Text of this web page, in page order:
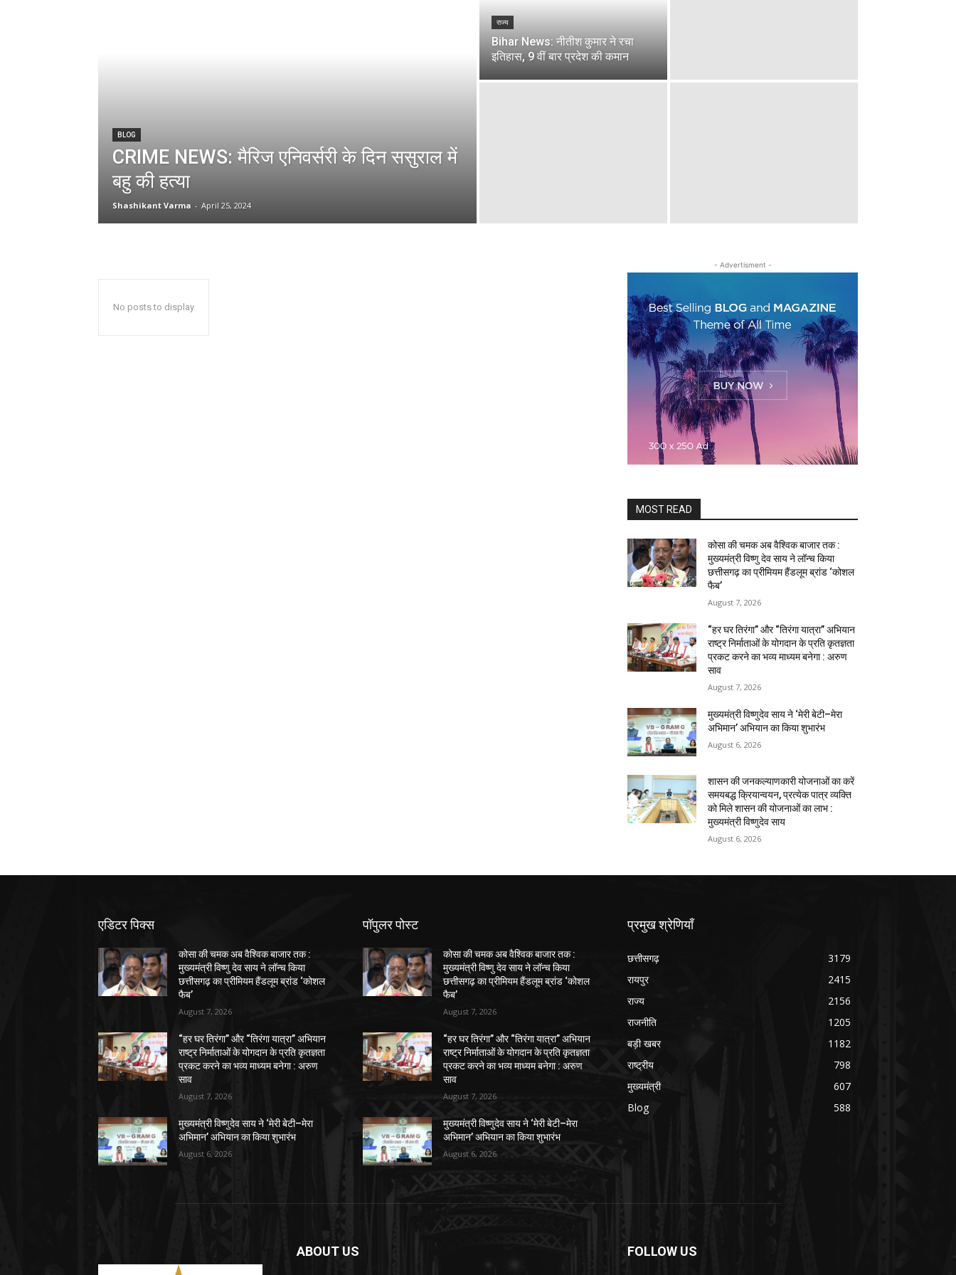
BLOG
CRIME NEWS: मैरिज एनिवर्सरी के दिन ससुराल में
बहु की हत्या
Shashikant Varma - April 25, 2024
राज्य
Bihar News: नीतीश कुमार ने रचा
इतिहास, 9 वीं बार प्रदेश की कमान
No posts to display
- Advertisment -
MOST READ
कोसा की चमक अब वैश्विक बाजार तक :
मुख्यमंत्री विष्णु देव साय ने लॉन्च किया
छत्तीसगढ़ का प्रीमियम हैंडलूम ब्रांड ‘कोशल
फैब’
August 7, 2026
“हर घर तिरंगा” और “तिरंगा यात्रा” अभियान
राष्ट्र निर्माताओं के योगदान के प्रति कृतज्ञता
प्रकट करने का भव्य माध्यम बनेगा : अरुण
साव
August 7, 2026
मुख्यमंत्री विष्णुदेव साय ने ‘मेरी बेटी–मेरा
अभिमान’ अभियान का किया शुभारंभ
August 6, 2026
शासन की जनकल्याणकारी योजनाओं का करें
समयबद्ध क्रियान्वयन, प्रत्येक पात्र व्यक्ति
को मिले शासन की योजनाओं का लाभ :
मुख्यमंत्री विष्णुदेव साय
August 6, 2026
एडिटर पिक्स
कोसा की चमक अब वैश्विक बाजार तक :
मुख्यमंत्री विष्णु देव साय ने लॉन्च किया
छत्तीसगढ़ का प्रीमियम हैंडलूम ब्रांड ‘कोशल
फैब’
August 7, 2026
“हर घर तिरंगा” और “तिरंगा यात्रा” अभियान
राष्ट्र निर्माताओं के योगदान के प्रति कृतज्ञता
प्रकट करने का भव्य माध्यम बनेगा : अरुण
साव
August 7, 2026
मुख्यमंत्री विष्णुदेव साय ने ‘मेरी बेटी–मेरा
अभिमान’ अभियान का किया शुभारंभ
August 6, 2026
पॉपुलर पोस्ट
कोसा की चमक अब वैश्विक बाजार तक :
मुख्यमंत्री विष्णु देव साय ने लॉन्च किया
छत्तीसगढ़ का प्रीमियम हैंडलूम ब्रांड ‘कोशल
फैब’
August 7, 2026
“हर घर तिरंगा” और “तिरंगा यात्रा” अभियान
राष्ट्र निर्माताओं के योगदान के प्रति कृतज्ञता
प्रकट करने का भव्य माध्यम बनेगा : अरुण
साव
August 7, 2026
मुख्यमंत्री विष्णुदेव साय ने ‘मेरी बेटी–मेरा
अभिमान’ अभियान का किया शुभारंभ
August 6, 2026
प्रमुख श्रेणियाँ
छत्तीसगढ़
3179
रायपुर
2415
राज्य
2156
राजनीति
1205
बड़ी खबर
1182
राष्ट्रीय
798
मुख्यमंत्री
607
Blog
588
ABOUT US FOLLOW US